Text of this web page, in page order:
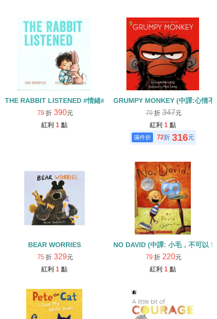
THE RABBIT LISTENED #情緒#友誼
79 折 390元
紅利 1 點
GRUMPY MONKEY (中譯:心情
79 折347元
紅利 1 點
72折 316元
BEAR WORRIES
75 折 329元
紅利 1 點
NO DAVID (中譯: 小毛，不可以！
79 折 220元
紅利 1 點